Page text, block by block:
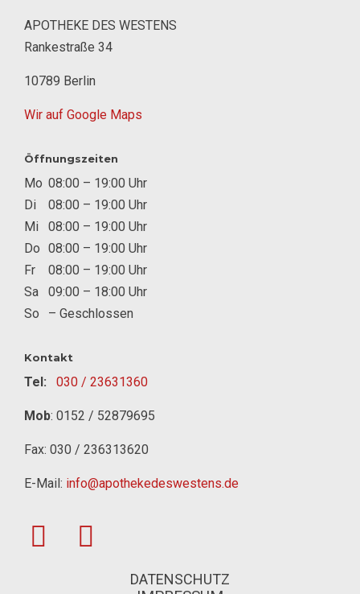
APOTHEKE DES WESTENS
Rankestraße 34
10789 Berlin
Wir auf Google Maps
Öffnungszeiten
Mo 08:00 – 19:00 Uhr
Di
08:00 – 19:00 Uhr
Mi
08:00 – 19:00 Uhr
Do 08:00 – 19:00 Uhr
Fr
08:00 – 19:00 Uhr
Sa
09:00 – 18:00 Uhr
So
– Geschlossen
Kontakt
Tel: 030 / 23631360
Mob: 0152 / 52879695
Fax: 030 / 236313620
E-Mail: info@apothekedeswestens.de
DATENSCHUTZ